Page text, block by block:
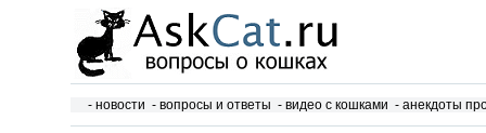
- новости - вопросы и ответы - видео с кошками - анекдоты